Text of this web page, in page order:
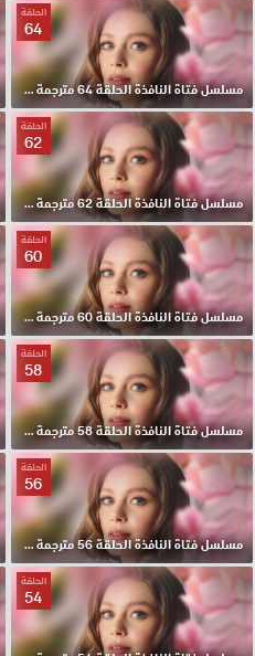
الحلقة
64
مسلسل فتاة النافذة الحلقة 64 مترجمة HD
الحلقة
62
مسلسل فتاة النافذة الحلقة 62 مترجمة HD
الحلقة
60
مسلسل فتاة النافذة الحلقة 60 مترجمة HD
الحلقة
58
مسلسل فتاة النافذة الحلقة 58 مترجمة HD
الحلقة
56
مسلسل فتاة النافذة الحلقة 56 مترجمة HD
الحلقة
54